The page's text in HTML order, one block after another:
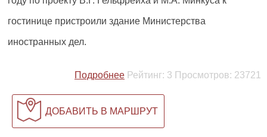
гостинице пристроили здание Министерства
иностранных дел.
Подробнее Рейтинг: 3 Просмотров: 23721
ДОБАВИТЬ В МАРШРУТ